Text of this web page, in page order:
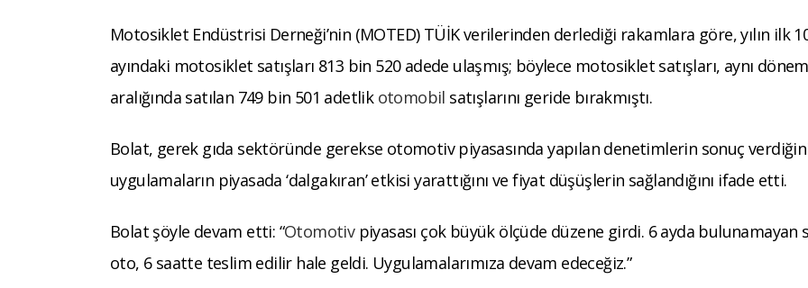
Motosiklet Endüstrisi Derneği’nin (MOTED) TÜİK verilerinden derlediği rakamlara göre, yılın ilk
ayındaki motosiklet satışları 813 bin 520 adede ulaşmış; böylece motosiklet satışları, aynı dönem
aralığında satılan 749 bin 501 adetlik otomobil satışlarını geride bırakmıştı.
Bolat, gerek gıda sektöründe gerekse otomotiv piyasasında yapılan denetimlerin sonuç
uygulamaların piyasada ‘dalgakıran’ etkisi yarattığını ve fiyat düşüşlerin sağlandığını ifade etti.
Bolat şöyle devam etti: “Otomotiv piyasası çok büyük ölçüde düzene girdi. 6 ayda bulunamayan
oto, 6 saatte teslim edilir hale geldi. Uygulamalarımıza devam edeceğiz.”